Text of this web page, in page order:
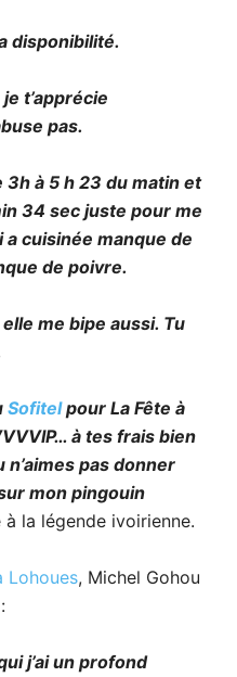
disponibilité.
t’apprécie
pas.
3h à 5 h 23 du matin et
34 sec juste pour me
a cuisinée manque de
de poivre.
me bipe aussi. Tu
Sofitelpour La Fête à
à tes frais bien
pas donner
mon pingouin
la légende ivoirienne.
Lohoues, Michel Gohou
j’ai un profond